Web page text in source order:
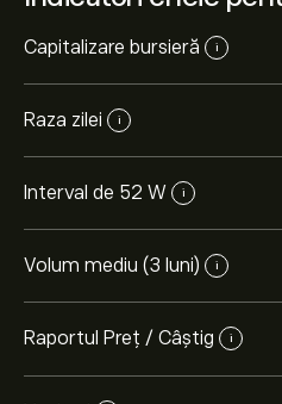
Capitalizare bursieră i
Raza zilei i
Interval de 52 W i
Volum mediu (3 luni) i
Raportul Preț / Câștig i